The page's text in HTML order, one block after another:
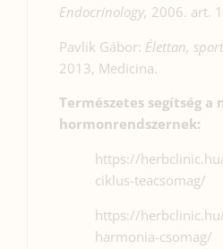
Endocrinology, 2006. art.
Pavlik Gábor: Élettan,
2013, Medicina.
Természetes segítség a
hormonrendszernek:
https://
ciklus-teacsomag/
https://
harmonia-csomag/